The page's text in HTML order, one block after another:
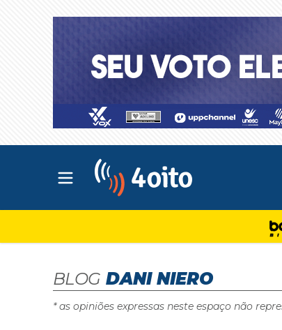
Abrir menu principal
BLOG DANI NIERO
* as opiniões expressas neste espaço não